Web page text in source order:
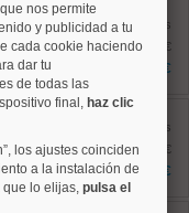
antes
1.195.000 €
1.090.000 €
antes
1.709.000 €
1.295.000 €
nos permite
y publicidad a tu
cada cookie haciendo
dar tu
de todas las
final, haz clic
los ajustes coinciden
a la instalación de
que lo elijas, pulsa el